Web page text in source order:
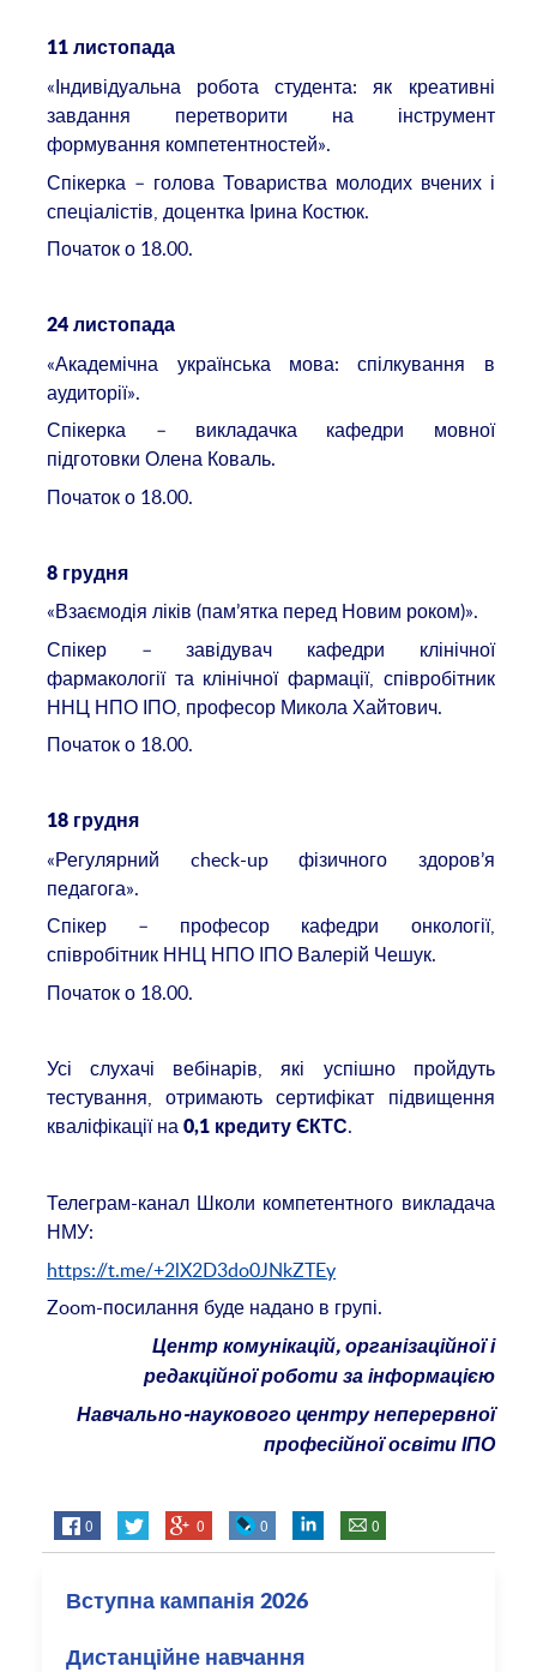
11 листопада
«Індивідуальна робота студента: як креативні
завдання перетворити на інструмент
формування компетентностей».
Спікерка – голова Товариства молодих вчених і
спеціалістів, доцентка Ірина Костюк.
Початок о 18.00.
24 листопада
«Академічна українська мова: спілкування в
аудиторії».
Спікерка – викладачка кафедри мовної
підготовки Олена Коваль.
Початок о 18.00.
8 грудня
«Взаємодія ліків (пам’ятка перед Новим роком)».
Спікер – завідувач кафедри клінічної
фармакології та клінічної фармації, співробітник
ННЦ НПО ІПО, професор Микола Хайтович.
Початок о 18.00.
18 грудня
«Регулярний check-up фізичного здоров’я
педагога».
Спікер – професор кафедри онкології,
співробітник ННЦ НПО ІПО Валерій Чешук.
Початок о 18.00.
Усі слухачі вебінарів, які успішно пройдуть
тестування, отримають сертифікат підвищення
кваліфікації на0,1 кредиту ЄКТС.
Телеграм-канал Школи компетентного викладача
НМУ:
https://t.me/+2lX2D3do0JNkZTEy
Zoom-посилання буде надано в групі.
Центр комунікацій, організаційної і
редакційної роботи за інформацією
Навчально-наукового центру неперервної
професійної освіти ІПО
0 0 0 0
Вступна кампанія 2026
Дистанційне навчання